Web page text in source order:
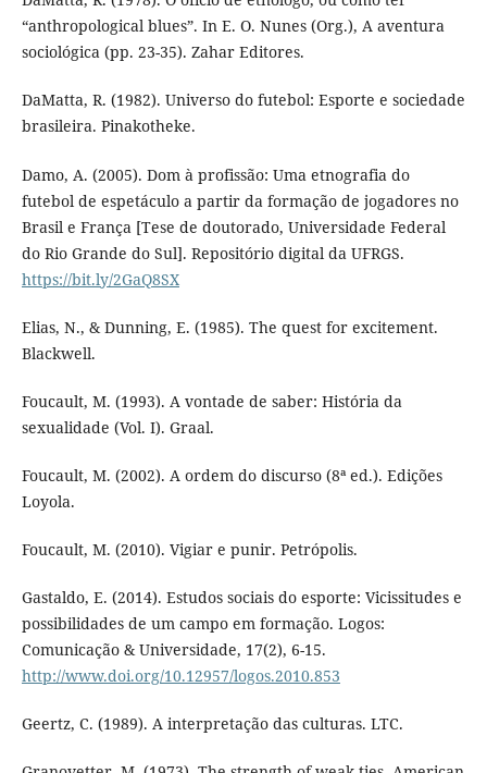
“anthropological blues”. In E. O. Nunes (Org.), A aventura
sociológica (pp. 23-35). Zahar Editores.
DaMatta, R. (1982). Universo do futebol: Esporte e sociedade
brasileira. Pinakotheke.
Damo, A. (2005). Dom à profissão: Uma etnografia do
futebol de espetáculo a partir da formação de jogadores no
Brasil e França [Tese de doutorado, Universidade Federal
do Rio Grande do Sul]. Repositório digital da UFRGS.
https://bit.ly/2GaQ8SX
Elias, N., & Dunning, E. (1985). The quest for excitement.
Blackwell.
Foucault, M. (1993). A vontade de saber: História da
sexualidade (Vol. I). Graal.
Foucault, M. (2002). A ordem do discurso (8ª ed.). Edições
Loyola.
Foucault, M. (2010). Vigiar e punir. Petrópolis.
Gastaldo, E. (2014). Estudos sociais do esporte: Vicissitudes e
possibilidades de um campo em formação. Logos:
Comunicação & Universidade, 17(2), 6-15.
http://www.doi.org/10.12957/logos.2010.853
Geertz, C. (1989). A interpretação das culturas. LTC.